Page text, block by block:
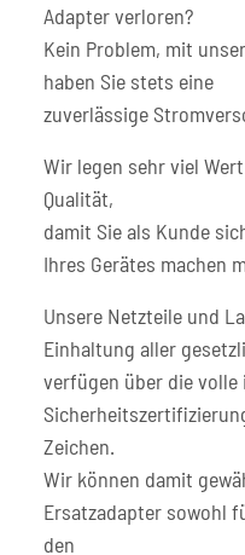
Adapter verloren?
Kein Problem, mit
haben Sie stets eine
zuverlässige
Wir legen sehr viel
Qualität,
damit Sie als Kunde
Ihres Gerätes machen
Unsere Netzteile und
Einhaltung aller
verfügen über die
Zeichen.
Wir können damit
Ersatzadapter sowohl
den